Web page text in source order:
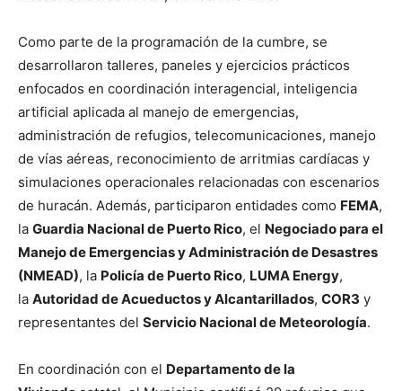
Como parte de la programación de la cumbre, se
desarrollaron talleres, paneles y ejercicios prácticos
enfocados en coordinación interagencial, inteligencia
artificial aplicada al manejo de emergencias,
administración de refugios, telecomunicaciones, manejo
de vías aéreas, reconocimiento de arritmias cardíacas y
simulaciones operacionales relacionadas con escenarios
de huracán. Además, participaron entidades como FEMA,
la Guardia Nacional de Puerto Rico, el Negociado para el
Manejo de Emergencias y Administración de Desastres
(NMEAD), la Policía de Puerto Rico, LUMA Energy,
la Autoridad de Acueductos y Alcantarillados, COR3 y
representantes del Servicio Nacional de Meteorología.
En coordinación con el Departamento de la